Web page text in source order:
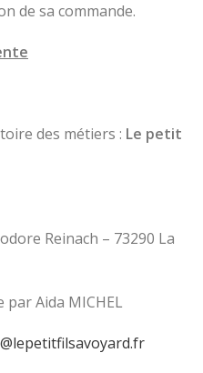
de sa commande.
des métiers : Le petit
Reinach – 73290 La
Aida MICHEL